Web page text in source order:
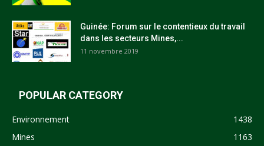
Guinée: Forum sur le contentieux du travail
dans les secteurs Mines,...
11 novembre 2019
POPULAR CATEGORY
Environnement
1438
Mines
1163